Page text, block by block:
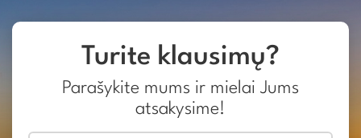
Turite klausimų?
Parašykite mums ir mielai Jums
atsakysime!